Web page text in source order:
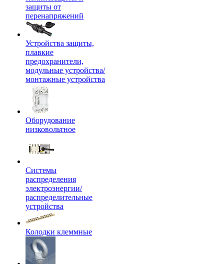
защиты от
перенапряжений
Устройства защиты,
плавкие
предохранители,
модульные устройства/
монтажные устройства
Оборудование
низковольтное
Системы
распределения
электроэнергии/
распределительные
устройства
Колодки клеммные